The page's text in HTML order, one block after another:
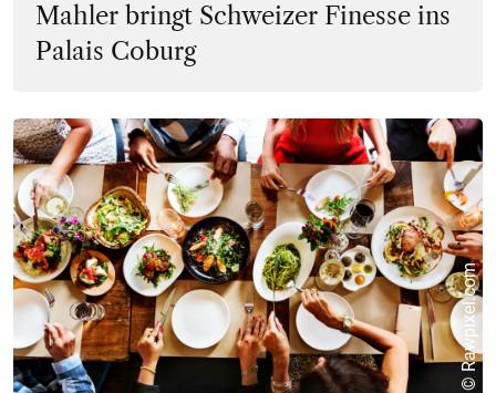
Mahler bringt Schweizer Finesse ins
Palais Coburg
© Rawpixel.com